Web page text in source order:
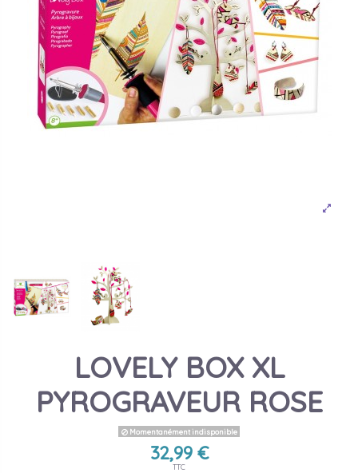
LOVELY BOX XL
PYROGRAVEUR ROSE
Momentanément indisponible
32,99 €
TTC